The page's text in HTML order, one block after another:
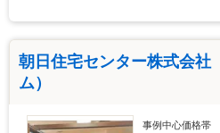
朝日住宅センター株式会社
ム）
事例中心価格帯